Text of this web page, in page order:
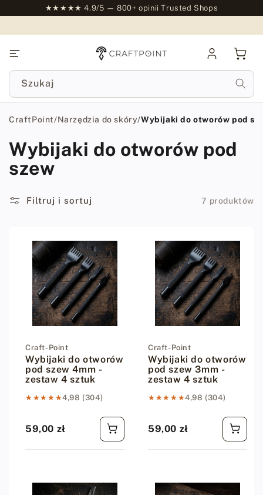
★★★★★ 4.9/5 — 800+ opinii Trusted Shops
się
Szukaj
CraftPoint/Narzędzia do skóry/Wybijaki do otworów pod
Wybijaki do otworów pod
szew
Filtruj i sortuj 7 produktów
Dostawca:
Craft-Point
Wybijaki do otworów
pod szew 4mm -
zestaw 4 sztuk
★★★★★
★★★★★4,98 (304)
Cena regularna
59,00 zł
Dostawca:
Craft-Point
Wybijaki do otworów
pod szew 3mm -
zestaw 4 sztuk
★★★★★
★★★★★4,98 (304)
Cena regularna
59,00 zł